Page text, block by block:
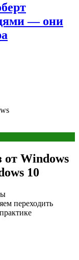
— они
от Windows
10
переходить